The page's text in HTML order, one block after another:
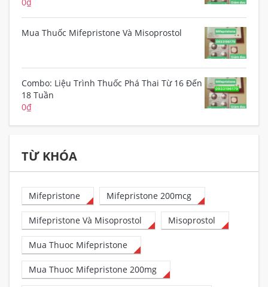
Mua Thuốc Mifepristone Và Misoprostol
Combo: Liệu Trình Thuốc Phá Thai Từ 16 Đến
18 Tuần
0₫
TỪ KHÓA
Mifepristone Mifepristone 200mcg
Mifepristone Và Misoprostol Misoprostol
Mua Thuoc Mifepristone
Mua Thuoc Mifepristone 200mg